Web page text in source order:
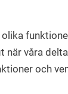
när våra
och